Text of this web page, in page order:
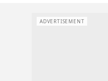
ADVERTISEMENT